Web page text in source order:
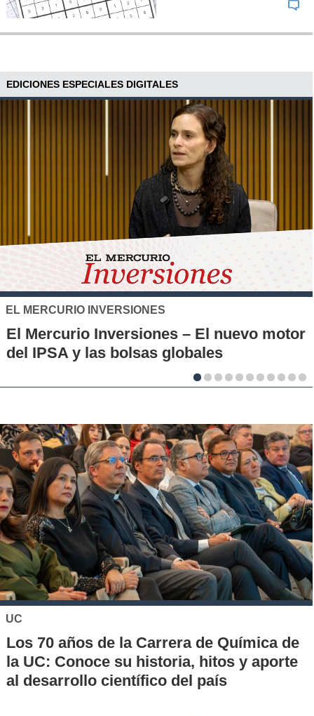
EDICIONES ESPECIALES DIGITALES
SANTO TOMÁS
IP-CFT Santo Tomás y Red de Hubs
Municipales firman alianza para
la innovación en los territorios
Conoce la historia de la nueva era para
los pagos en Chile